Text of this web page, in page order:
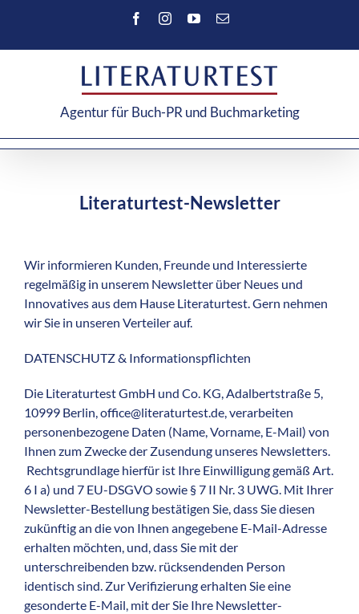
springen
FacebookInstagramYouTube
E-
Agentur für Buch-PR und Buchmarketing
Literaturtest-Newsletter
Wir informieren Kunden, Freunde und Interessierte
regelmäßig in unserem Newsletter über Neues und
Innovatives aus dem Hause Literaturtest. Gern nehmen
wir Sie in unseren Verteiler auf.
DATENSCHUTZ & Informationspflichten
Die Literaturtest GmbH und Co. KG, Adalbertstraße 5,
10999 Berlin, office@literaturtest.de, verarbeiten
personenbezogene Daten (Name, Vorname, E-Mail) von
Ihnen zum Zwecke der Zusendung unseres Newsletters.
Rechtsgrundlage hierfür ist Ihre Einwilligung gemäß Art.
6 I a) und 7 EU-DSGVO sowie § 7 II Nr. 3 UWG. Mit Ihrer
Newsletter-Bestellung bestätigen Sie, dass Sie diesen
zukünftig an die von Ihnen angegebene E-Mail-Adresse
erhalten möchten, und, dass Sie mit der
unterschreibenden bzw. rücksendenden Person
identisch sind. Zur Verifizierung erhalten Sie eine
gesonderte E-Mail, mit der Sie Ihre Newsletter-